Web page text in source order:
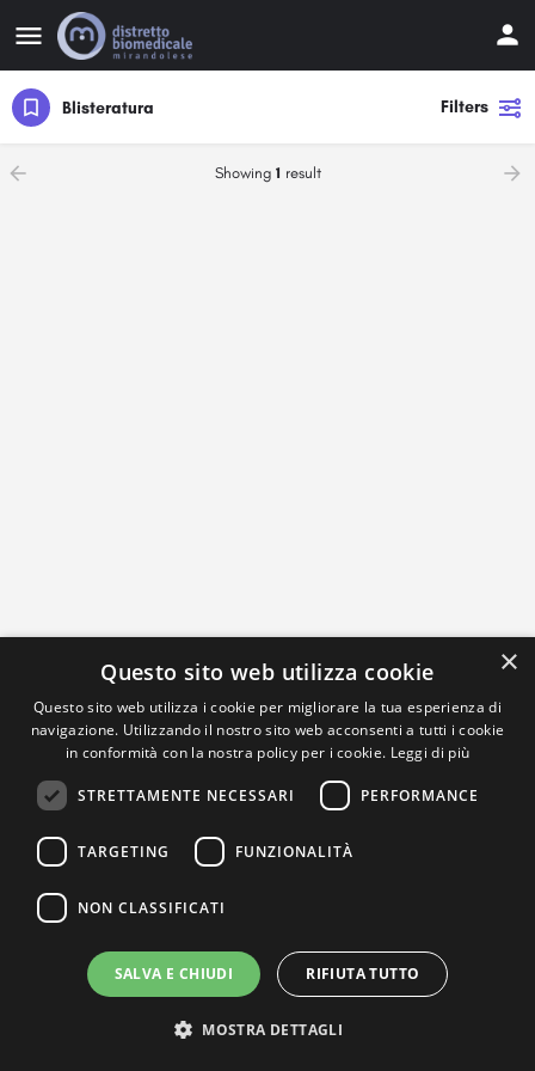
Blisteratura Filters
Showing 1 result
×
Questo sito web utilizza cookie
Questo sito web utilizza i cookie per migliorare la tua esperienza di
navigazione. Utilizzando il nostro sito web acconsenti a tutti i cookie
in conformità con la nostra policy per i cookie. Leggi di più
STRETTAMENTE NECESSARI PERFORMANCE
TARGETING FUNZIONALITÀ
NON CLASSIFICATI
SALVA E CHIUDI RIFIUTA TUTTO
MOSTRA DETTAGLI